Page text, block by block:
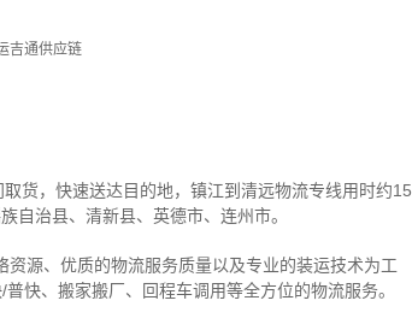
吉通供应链
取货，快速送达目的地，镇江到清远物流专线用时约15
自治县、清新县、英德市、连州市。
源、优质的物流服务质量以及专业的装运技术为工
快、搬家搬厂、回程车调用等全方位的物流服务。